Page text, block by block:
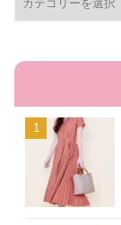
テ
リ